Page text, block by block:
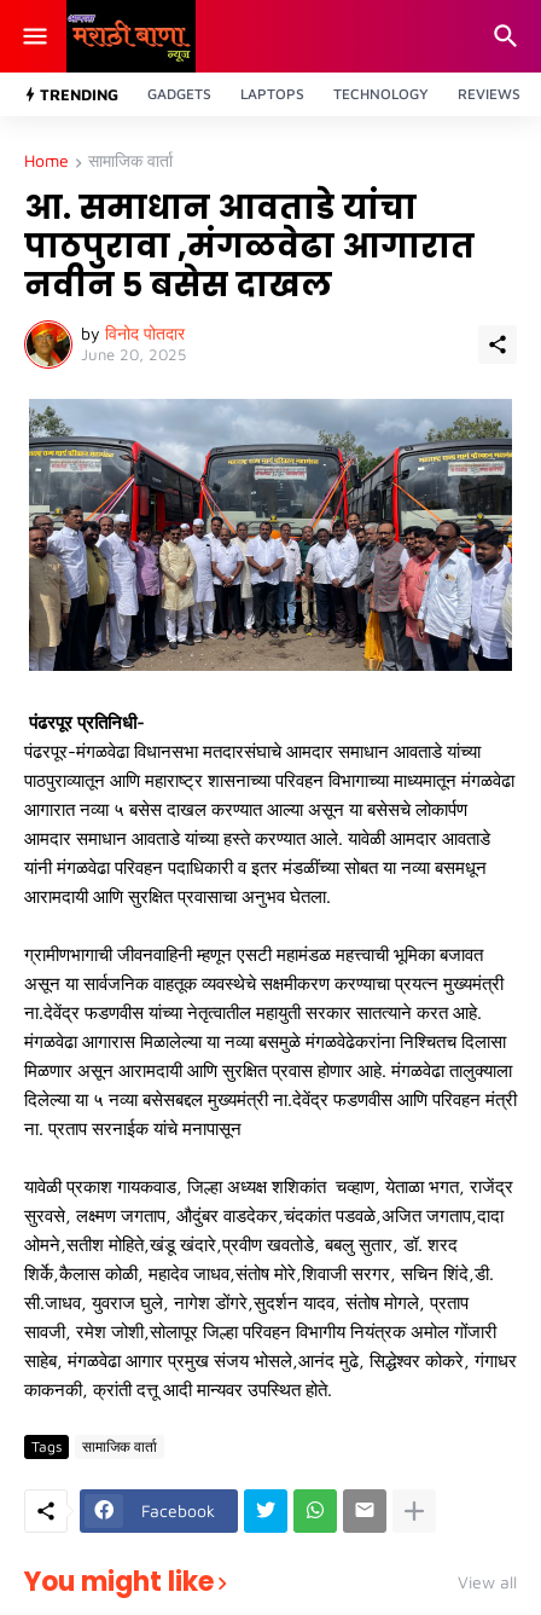
TRENDING GADGETS LAPTOPS TECHNOLOGY REVIEWS
Home सामाजिक वार्ता
आ. समाधान आवताडे यांचा
पाठपुरावा ,मंगळवेढा आगारात
नवीन ५ बसेस दाखल
by विनोद पोतदार
June 20, 2025
पंढरपूर प्रतिनिधी-
पंढरपूर-मंगळवेढा विधानसभा मतदारसंघाचे आमदार समाधान आवताडे यांच्या
पाठपुराव्यातून आणि महाराष्ट्र शासनाच्या परिवहन विभागाच्या माध्यमातून मंगळवेढा
आगारात नव्या ५ बसेस दाखल करण्यात आल्या असून या बसेसचे लोकार्पण
आमदार समाधान आवताडे यांच्या हस्ते करण्यात आले. यावेळी आमदार आवताडे
यांनी मंगळवेढा परिवहन पदाधिकारी व इतर मंडळींच्या सोबत या नव्या बसमधून
आरामदायी आणि सुरक्षित प्रवासाचा अनुभव घेतला.
ग्रामीणभागाची जीवनवाहिनी म्हणून एसटी महामंडळ महत्त्वाची भूमिका बजावत
असून या सार्वजनिक वाहतूक व्यवस्थेचे सक्षमीकरण करण्याचा प्रयत्न मुख्यमंत्री
ना.देवेंद्र फडणवीस यांच्या नेतृत्वातील महायुती सरकार सातत्याने करत आहे.
मंगळवेढा आगारास मिळालेल्या या नव्या बसमुळे मंगळवेढेकरांना निश्चितच दिलासा
मिळणार असून आरामदायी आणि सुरक्षित प्रवास होणार आहे. मंगळवेढा तालुक्याला
दिलेल्या या ५ नव्या बसेसबद्दल मुख्यमंत्री ना.देवेंद्र फडणवीस आणि परिवहन मंत्री
ना. प्रताप सरनाईक यांचे मनापासून
यावेळी प्रकाश गायकवाड, जिल्हा अध्यक्ष शशिकांत चव्हाण, येताळा भगत, राजेंद्र
सुरवसे, लक्ष्मण जगताप, औदुंबर वाडदेकर,चंदकांत पडवळे,अजित जगताप,दादा
ओमने,सतीश मोहिते,खंडू खंदारे,प्रवीण खवतोडे, बबलु सुतार, डॉ. शरद
शिर्के,कैलास कोळी, महादेव जाधव,संतोष मोरे,शिवाजी सरगर, सचिन शिंदे,डी.
सी.जाधव, युवराज घुले, नागेश डोंगरे,सुदर्शन यादव, संतोष मोगले, प्रताप
सावजी, रमेश जोशी,सोलापूर जिल्हा परिवहन विभागीय नियंत्रक अमोल गोंजारी
साहेब, मंगळवेढा आगार प्रमुख संजय भोसले,आनंद मुढे, सिद्धेश्वर कोकरे, गंगाधर
काकनकी, क्रांती दत्तू आदी मान्यवर उपस्थित होते.
Tags सामाजिक वार्ता
Facebook
You might like View all